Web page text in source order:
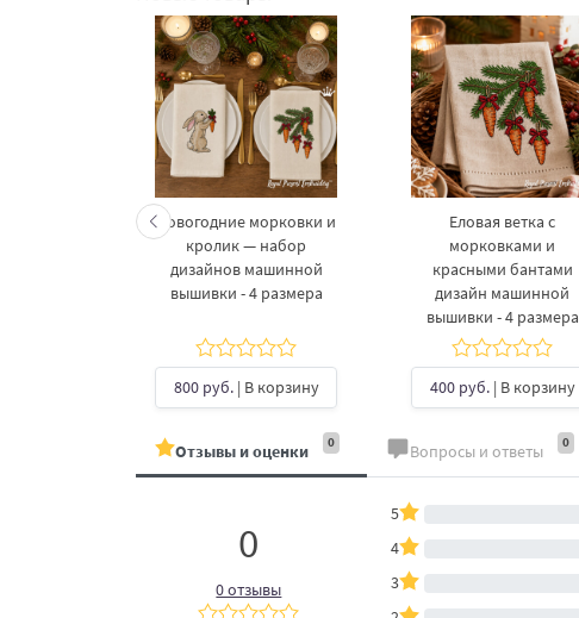
Новогодние морковки и
кролик — набор
дизайнов машинной
вышивки - 4 размера
800 руб.| В корзину
Еловая ветка с
морковками и
красными бантами
дизайн машинной
вышивки - 4 размера
400 руб.| В корзину
Отзывы и оценки 0 Вопросы и ответы 0
0
0 отзывы
5
4
3